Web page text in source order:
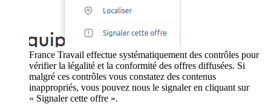
France Travail effectue systématiquement des contrôles pour
vérifier la légalité et la conformité des offres diffusées. Si
malgré ces contrôles vous constatez des contenus
inappropriés, vous pouvez nous le signaler en cliquant sur
« Signaler cette offre ».